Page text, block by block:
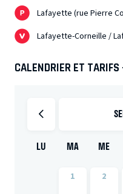
Lafayette (rue Pierre
Lafayette-Corneille /
CALENDRIER ET
LU MA ME
1 2